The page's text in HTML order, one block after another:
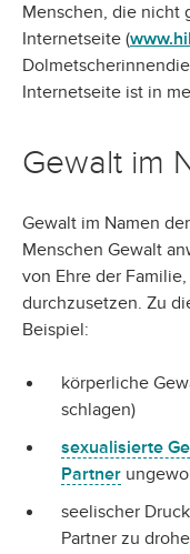
Menschen, die nicht
Internetseite (
Internetseite ist in
Gewalt im
Gewalt im Namen der
Menschen Gewalt
von Ehre der
durchzusetzen. Zu
Beispiel:
körperliche
schlagen)
sexualisierte
Partner
seelischer
Partner zu